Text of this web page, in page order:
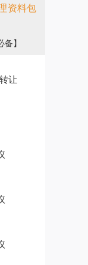
资料包
】
让